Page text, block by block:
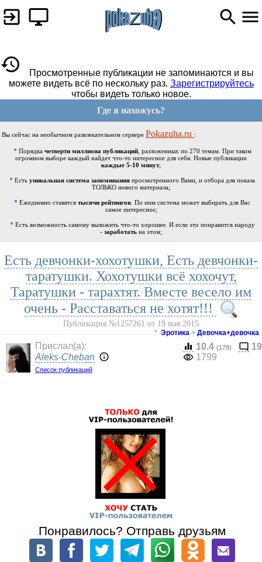
Просмотренные публикации не запоминаются и вы
можете видеть всё по нескольку раз. Зарегистрируйтесь
чтобы видеть только новое.
Где я нахожусь?
Вы сейчас на необычном развлекательном сервере Pokazuha.ru :
Порядка четверти миллиона публикаций, разложенных по 270 темам. При таком
огромном выборе каждый найдет что-то интересное для себя. Новые публикации
каждые 5-10 минут;
Есть уникальная система запоминания просмотренного Вами, и отбора для показа
ТОЛЬКО нового материала;
Ежедневно ставятся тысячи рейтингов . По ним система может выбирать для Вас
самое интересное;
Есть возможность самому выложить что-то хорошее. И если это понравится народу
- заработать на этом;
Есть девчонки-хохотушки, Есть девчонки-
таратушки. Хохотушки всё хохочут,
Таратушки - тарахтят. Вместе весело им
очень - Расставаться не хотят!!!
Публикация №1257261 от 19 мая 2015
* Эротика > Девочка+девочка
Прислал(a):
Aleks-Cheban
Список публикаций
10.4 (179)
19
1799
Понравилось? Отправь друзьям